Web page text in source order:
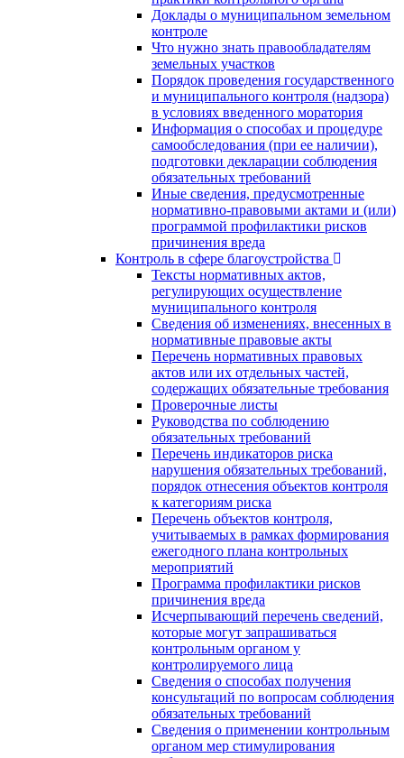
Доклады о муниципальном земельном
контроле
Что нужно знать правообладателям
земельных участков
Порядок проведения государственного
и муниципального контроля (надзора)
в условиях введенного моратория
Информация о способах и процедуре
самообследования (при ее наличии),
подготовки декларации соблюдения
обязательных требований
Иные сведения, предусмотренные
нормативно-правовыми актами и (или)
программой профилактики рисков
причинения вреда
Контроль в сфере благоустройства
Тексты нормативных актов,
регулирующих осуществление
муниципального контроля
Сведения об изменениях, внесенных в
нормативные правовые акты
Перечень нормативных правовых
актов или их отдельных частей,
содержащих обязательные требования
Проверочные листы
Руководства по соблюдению
обязательных требований
Перечень индикаторов риска
нарушения обязательных требований,
порядок отнесения объектов контроля
к категориям риска
Перечень объектов контроля,
учитываемых в рамках формирования
ежегодного плана контрольных
мероприятий
Программа профилактики рисков
причинения вреда
Исчерпывающий перечень сведений,
которые могут запрашиваться
контрольным органом у
контролируемого лица
Сведения о способах получения
консультаций по вопросам соблюдения
обязательных требований
Сведения о применении контрольным
органом мер стимулирования